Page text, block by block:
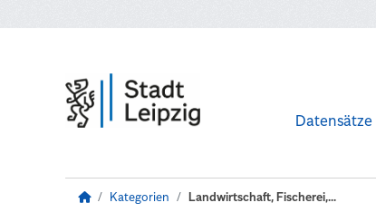
Datensätze
Kategorien Landwirtschaft, Fischerei,...